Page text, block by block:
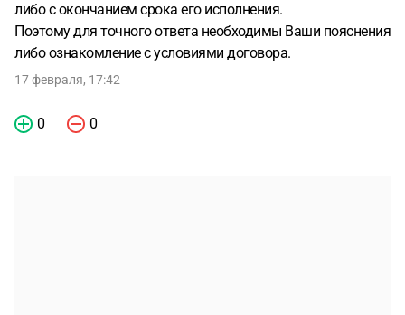
либо с окончанием срока его исполнения.
Поэтому для точного ответа необходимы Ваши пояснения
либо ознакомление с условиями договора.
17 февраля, 17:42
0 0